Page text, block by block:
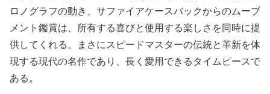
ロノグラフの動き、サファイアケースバックからのムーブ
メント鑑賞は、所有する喜びと使用する楽しさを同時に提
供してくれる。まさにスピードマスターの伝統と革新を体
現する現代の名作であり、長く愛用できるタイムピースで
ある。